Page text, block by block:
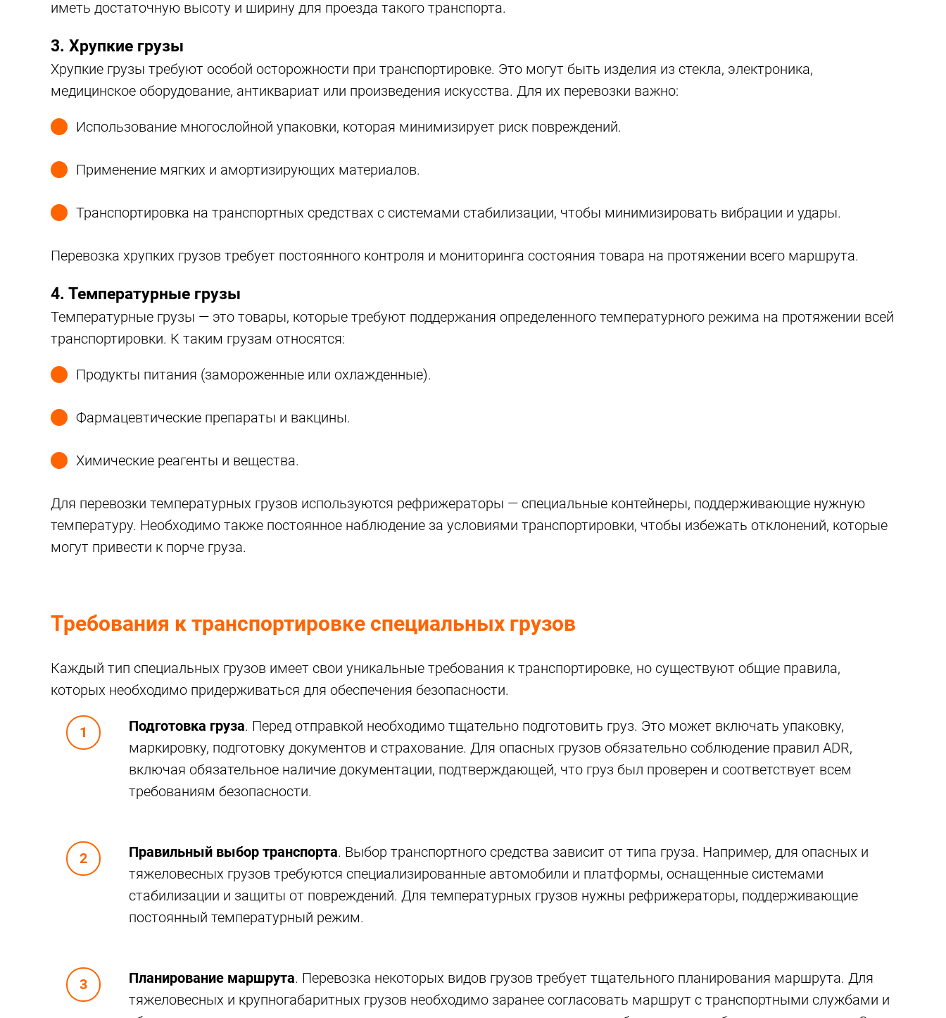
иметь достаточную высоту и ширину для проезда такого транспорта.
3. Хрупкие грузы
Хрупкие грузы требуют особой осторожности при транспортировке. Это могут быть изделия из стекла, электроника,
медицинское оборудование, антиквариат или произведения искусства. Для их перевозки важно:
Использование многослойной упаковки, которая минимизирует риск повреждений.
Применение мягких и амортизирующих материалов.
Транспортировка на транспортных средствах с системами стабилизации, чтобы минимизировать вибрации и удары.
Перевозка хрупких грузов требует постоянного контроля и мониторинга состояния товара на протяжении всего маршрута.
4. Температурные грузы
Температурные грузы — это товары, которые требуют поддержания определенного температурного режима на протяжении всей
транспортировки. К таким грузам относятся:
Продукты питания (замороженные или охлажденные).
Фармацевтические препараты и вакцины.
Химические реагенты и вещества.
Для перевозки температурных грузов используются рефрижераторы — специальные контейнеры, поддерживающие нужную
температуру. Необходимо также постоянное наблюдение за условиями транспортировки, чтобы избежать отклонений, которые
могут привести к порче груза.
Требования к транспортировке специальных грузов
Каждый тип специальных грузов имеет свои уникальные требования к транспортировке, но существуют общие правила,
которых необходимо придерживаться для обеспечения безопасности.
Подготовка груза. Перед отправкой необходимо тщательно подготовить груз. Это может включать упаковку,
маркировку, подготовку документов и страхование. Для опасных грузов обязательно соблюдение правил ADR,
включая обязательное наличие документации, подтверждающей, что груз был проверен и соответствует всем
требованиям безопасности.
Правильный выбор транспорта. Выбор транспортного средства зависит от типа груза. Например, для опасных и
тяжеловесных грузов требуются специализированные автомобили и платформы, оснащенные системами
стабилизации и защиты от повреждений. Для температурных грузов нужны рефрижераторы, поддерживающие
постоянный температурный режим.
Планирование маршрута. Перевозка некоторых видов грузов требует тщательного планирования маршрута. Для
тяжеловесных и крупногабаритных грузов необходимо заранее согласовать маршрут с транспортными службами и